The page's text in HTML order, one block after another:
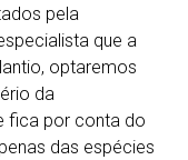
pela
que a
optaremos
da
fica por conta do
das espécies